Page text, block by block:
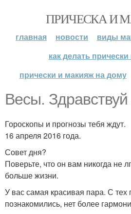
ПРИЧЕСКА И
главная новости
виды
как делать
прически и макияж на дому
Весы.
Гороскопы и прогнозы тебя ждут.
16 апреля 2016 года.
Совет дня?
Поверьте, что он вам никогда не
больше жизни.
У вас самая красивая пара. С тех
познакомились, нет более